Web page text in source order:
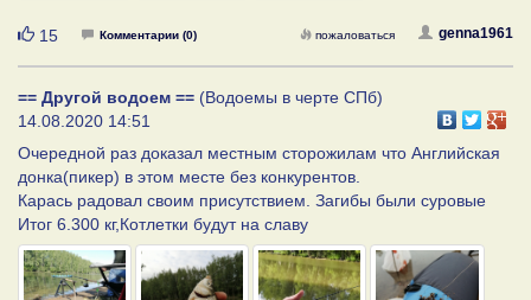
Нравится
15 Комментарии (0) genna1961
пожаловаться
== Другой водоем == (Водоемы в черте СПб)
14.08.2020 14:51
Очередной раз доказал местным сторожилам что Английская
донка(пикер) в этом месте без конкурентов.
Карась радовал своим присутствием. Загибы были суровые
Итог 6.300 кг,Котлетки будут на славу